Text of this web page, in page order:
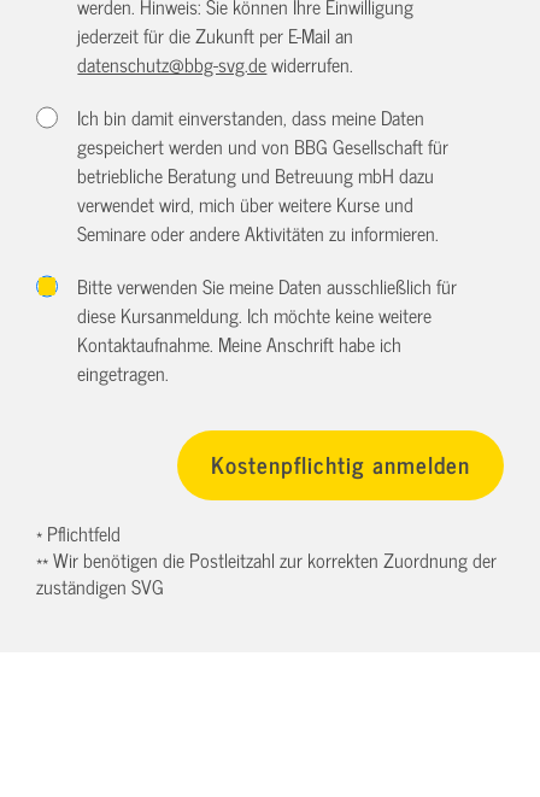
werden. Hinweis: Sie können Ihre Einwilligung
jederzeit für die Zukunft per E-Mail an
datenschutz@bbg-svg.dewiderrufen.
Ich bin damit einverstanden, dass meine Daten
gespeichert werden und von BBG Gesellschaft für
betriebliche Beratung und Betreuung mbH dazu
verwendet wird, mich über weitere Kurse und
Seminare oder andere Aktivitäten zu informieren.
Bitte verwenden Sie meine Daten ausschließlich für
diese Kursanmeldung. Ich möchte keine weitere
Kontaktaufnahme. Meine Anschrift habe ich
eingetragen.
* Pflichtfeld
** Wir benötigen die Postleitzahl zur korrekten Zuordnung der
zuständigen SVG